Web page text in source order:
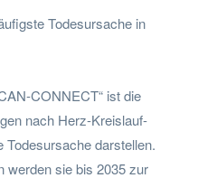
Todesursache in
CONNECT“ ist die
nach Herz-Kreislauf-
darstellen.
werden sie bis 2035 zur